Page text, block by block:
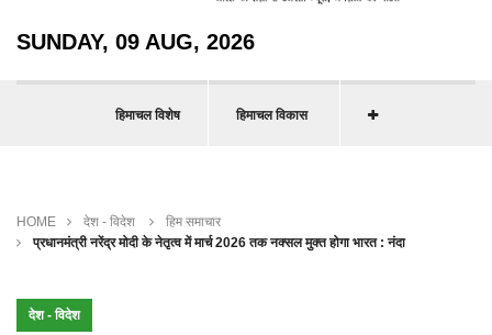
SUNDAY, 09 AUG, 2026
हिमाचल विशेष हिमाचल विकास
HOME देश - विदेश
हिम समाचार
प्रधानमंत्री नरेंद्र मोदी के नेतृत्व में मार्च 2026 तक नक्सल मुक्त होगा भारत : नंदा
देश - विदेश